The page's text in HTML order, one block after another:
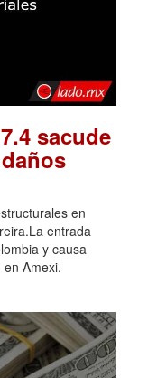
sacude
en
entrada
y causa
Amexi.